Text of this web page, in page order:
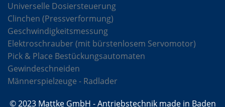
Universelle Dosiersteuerung
Clinchen (Pressverformung)
Geschwindigkeitsmessung
Elektroschrauber (mit bürstenlosem Servomotor)
Pick & Place Bestückungsautomaten
Gewindeschneiden
Männerspielzeuge - Radlader
© 2023 Mattke GmbH - Antriebstechnik made in Baden